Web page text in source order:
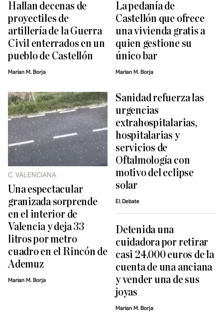
Hallan decenas de
proyectiles de
artillería de la Guerra
Civil enterrados en un
pueblo de Castellón
Marian M. Borja
La pedanía de
Castellón que ofrece
una vivienda gratis a
quien gestione su
único bar
Marian M. Borja
C. VALENCIANA
Una espectacular
granizada sorprende
en el interior de
Valencia y deja 33
litros por metro
cuadro en el Rincón de
Ademuz
Marian M. Borja
Sanidad refuerza las
urgencias
extrahospitalarias,
hospitalarias y
servicios de
Oftalmología con
motivo del eclipse
solar
El Debate
Detenida una
cuidadora por retirar
casi 24.000 euros de la
cuenta de una anciana
y vender una de sus
joyas
Marian M. Borja